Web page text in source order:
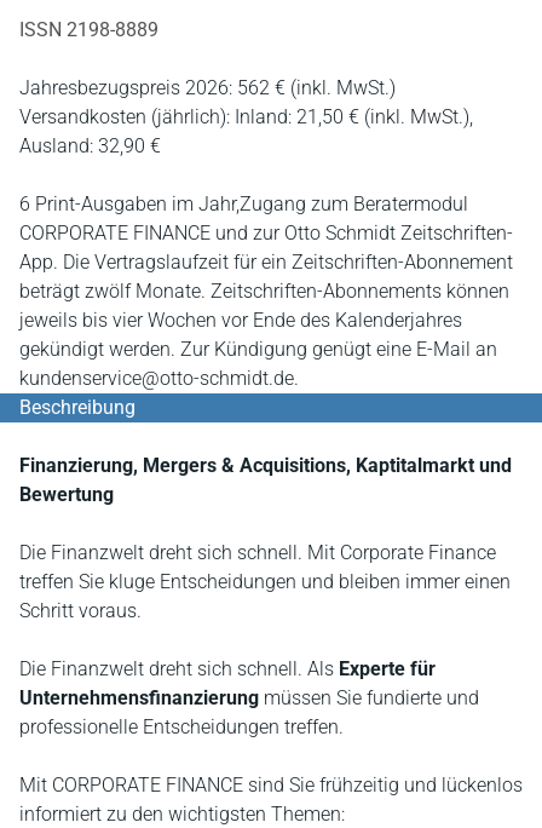
ISSN 2198-8889
Jahresbezugspreis 2026: 562 € (inkl. MwSt.)
Versandkosten (jährlich): Inland: 21,50 € (inkl. MwSt.),
Ausland: 32,90 €
6 Print-Ausgaben im Jahr,Zugang zum Beratermodul
CORPORATE FINANCE und zur Otto Schmidt Zeitschriften-
App. Die Vertragslaufzeit für ein Zeitschriften-Abonnement
beträgt zwölf Monate. Zeitschriften-Abonnements können
jeweils bis vier Wochen vor Ende des Kalenderjahres
gekündigt werden. Zur Kündigung genügt eine E-Mail an
kundenservice@otto-schmidt.de.
Beschreibung
Finanzierung, Mergers & Acquisitions, Kaptitalmarkt und
Bewertung
Die Finanzwelt dreht sich schnell. Mit Corporate Finance
treffen Sie kluge Entscheidungen und bleiben immer einen
Schritt voraus.
Die Finanzwelt dreht sich schnell. Als Experte für
Unternehmensfinanzierung müssen Sie fundierte und
professionelle Entscheidungen treffen.
Mit CORPORATE FINANCE sind Sie frühzeitig und lückenlos
informiert zu den wichtigsten Themen: